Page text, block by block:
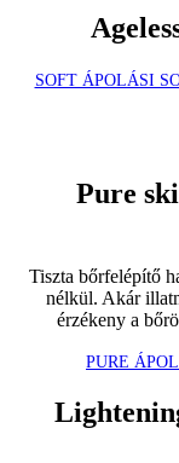
SOFT ÁPOLÁSI
Pure
Tiszta bőrfelépítő
nélkül. Akár
érzékeny a
PURE